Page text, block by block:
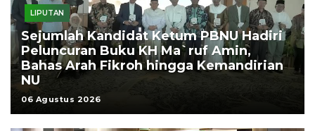
LIPUTAN
Sejumlah Kandidat Ketum PBNU Hadiri
Peluncuran Buku KH Ma`ruf Amin,
Bahas Arah Fikroh hingga Kemandirian
NU
06 Agustus 2026